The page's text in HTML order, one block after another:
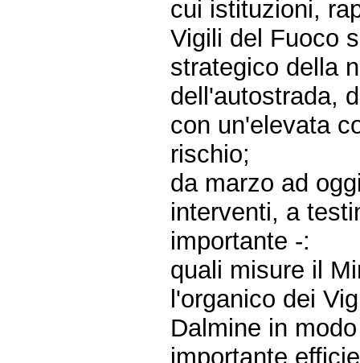
cui istituzioni,
Vigili del Fuoco
strategico della
dell'autostrada,
con un'elevata
rischio;
da marzo ad
interventi, a
importante -:
quali misure il
l'organico dei
Dalmine in
importante